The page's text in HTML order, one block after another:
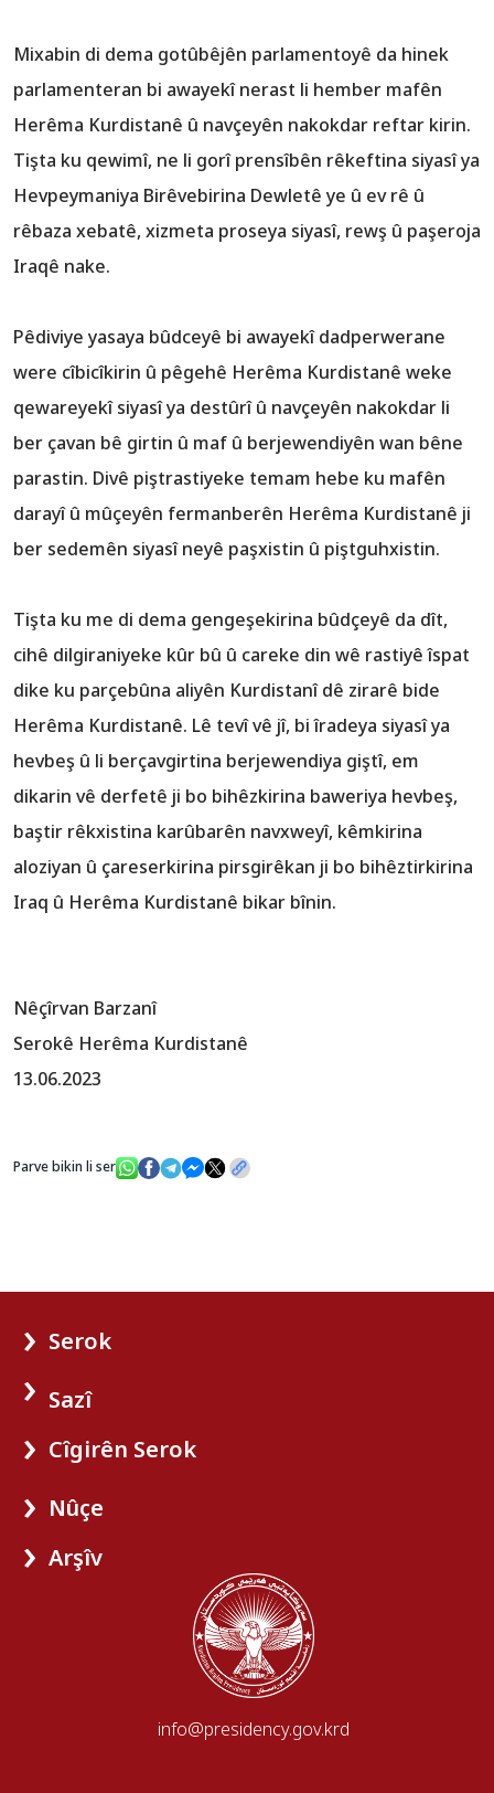
Mixabin di dema gotûbêjên parlamentoyê da hinek
parlamenteran bi awayekî nerast li hember mafên
Herêma Kurdistanê û navçeyên nakokdar reftar kirin.
Tişta ku qewimî, ne li gorî prensîbên rêkeftina siyasî ya
Hevpeymaniya Birêvebirina Dewletê ye û ev rê û
rêbaza xebatê, xizmeta proseya siyasî, rewş û paşeroja
Iraqê nake.
Pêdiviye yasaya bûdceyê bi awayekî dadperwerane
were cîbicîkirin û pêgehê Herêma Kurdistanê weke
qewareyekî siyasî ya destûrî û navçeyên nakokdar li
ber çavan bê girtin û maf û berjewendiyên wan bêne
parastin. Divê piştrastiyeke temam hebe ku mafên
darayî û mûçeyên fermanberên Herêma Kurdistanê ji
ber sedemên siyasî neyê paşxistin û piştguhxistin.
Tişta ku me di dema gengeşekirina bûdçeyê da dît,
cihê dilgiraniyeke kûr bû û careke din wê rastiyê îspat
dike ku parçebûna aliyên Kurdistanî dê zirarê bide
Herêma Kurdistanê. Lê tevî vê jî, bi îradeya siyasî ya
hevbeş û li berçavgirtina berjewendiya giştî, em
dikarin vê derfetê ji bo bihêzkirina baweriya hevbeş,
baştir rêkxistina karûbarên navxweyî, kêmkirina
aloziyan û çareserkirina pirsgirêkan ji bo bihêztirkirina
Iraq û Herêma Kurdistanê bikar bînin.
Nêçîrvan Barzanî
Serokê Herêma Kurdistanê
13.06.2023
Parve bikin li ser
Serok
Sazî
Cîgirên Serok
Nûçe
Arşîv
info@presidency.gov.krd